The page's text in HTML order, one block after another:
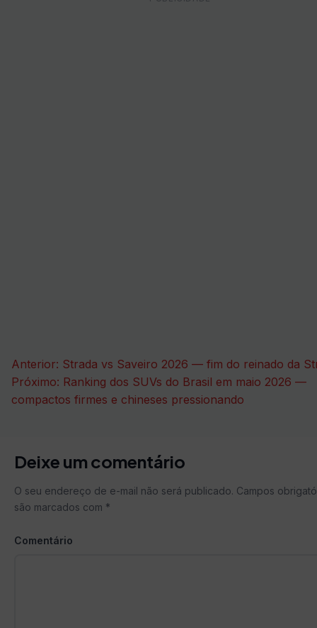
Navegação
de
Post
Anterior: Strada vs Saveiro 2026 — fim do reinado da
Próximo: Ranking dos SUVs do Brasil em maio 2026 —
compactos firmes e chineses pressionando
Deixe um comentário
O seu endereço de e-mail não será publicado. Campos
são marcados com *
Comentário